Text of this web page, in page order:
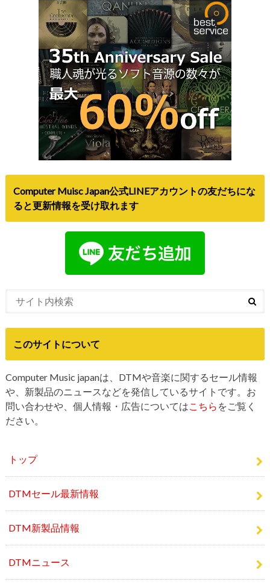
Computer Muisc Japan公式LINEアカウントの友だちにな
ると更新情報を受け取れます
このサイトについて
Computer Music japanは、DTMや音楽に関するセール情報
や、新製品のニュースなどを発信しているサイトです。お
問い合わせや、個人情報・広告については こちら をご覧く
ださい。
トップ
DTMセール最新情報
DTM新製品情報
DTMニュース